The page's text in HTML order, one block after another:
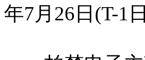
年7月26日(T-1